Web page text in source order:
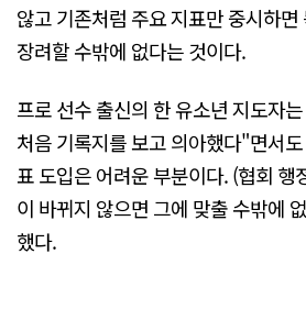
않고 기존처럼 주요 지표만 중시하
장려할 수밖에 없다는 것이다.
프로 선수 출신의 한 유소년 지도자
처음 기록지를 보고 의아했다"면서
표 도입은 어려운 부분이다. (협회 행
이 바뀌지 않으면 그에 맞출 수밖에
했다.